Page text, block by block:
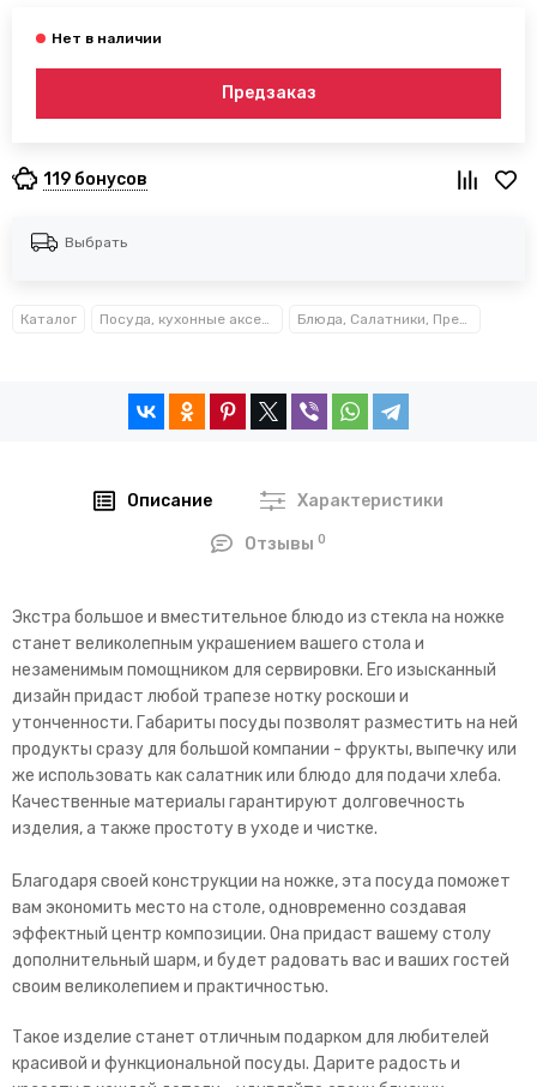
Предзаказ
119 бонусов
Выбрать
Каталог Посуда, кухонные аксессуары и принадлежности TM Kamille TM Ofenbach Блюда, Салатники, Предметы сервировки Kamille™
Описание Характеристики
Отзывы0
Экстра большое и вместительное блюдо из стекла на ножке
станет великолепным украшением вашего стола и
незаменимым помощником для сервировки. Его изысканный
дизайн придаст любой трапезе нотку роскоши и
утонченности. Габариты посуды позволят разместить на ней
продукты сразу для большой компании - фрукты, выпечку или
же использовать как салатник или блюдо для подачи хлеба.
Качественные материалы гарантируют долговечность
изделия, а также простоту в уходе и чистке.
Благодаря своей конструкции на ножке, эта посуда поможет
вам экономить место на столе, одновременно создавая
эффектный центр композиции. Она придаст вашему столу
дополнительный шарм, и будет радовать вас и ваших гостей
своим великолепием и практичностью.
Такое изделие станет отличным подарком для любителей
красивой и функциональной посуды. Дарите радость и